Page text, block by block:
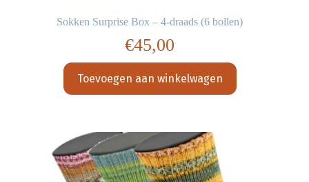
Sokken Surprise Box – 4-draads (6 bollen)
€45,00
Toevoegen aan winkelwagen